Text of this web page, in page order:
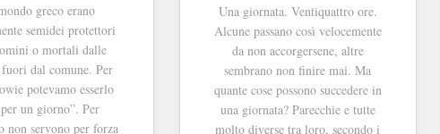
greco erano
semidei protettori
o mortali dalle
fuori dal comune. Per
potevamo esserlo
un giorno”. Per
non servono per forza
Una giornata. Ventiquattro ore.
Alcune passano così velocemente
da non accorgersene, altre
sembrano non finire mai. Ma
quante cose possono succedere in
una giornata? Parecchie e tutte
molto diverse tra loro, secondo i